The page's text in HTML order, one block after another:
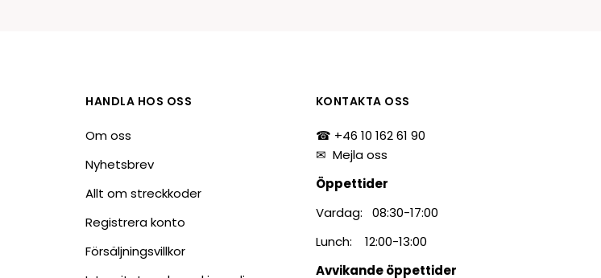
HANDLA HOS OSS
Om oss
Nyhetsbrev
Allt om streckkoder
Registrera konto
Försäljningsvillkor
KONTAKTA OSS
☎ +46 10 162 61 90
✉ Mejla oss
Öppettider
Vardag: 08:30-17:00
Lunch: 12:00-13:00
Avvikande öppettider